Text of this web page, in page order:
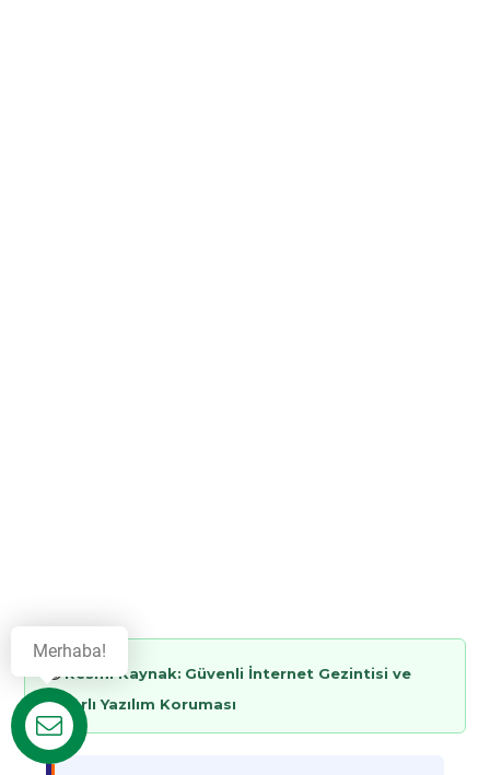
🟢Resmi Kaynak: Güvenli İnternet Gezintisi ve
Zararlı Yazılım Koruması
Destek
Merhaba!